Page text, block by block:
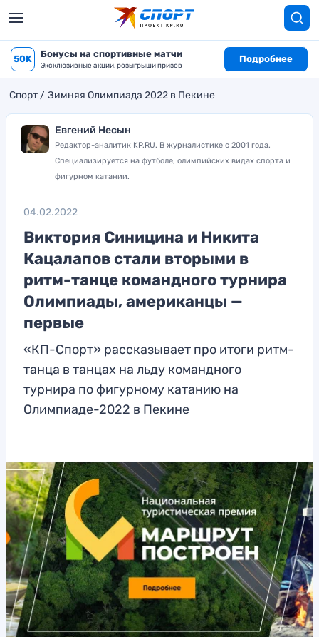
50K Бонусы на спортивные матчи
Эксклюзивные акции, розыгрыши призов
Подробнее
Спорт Зимняя Олимпиада 2022 в Пекине
Евгений Несын
Редактор-аналитик KP.RU. В журналистике с 2001 года.
Специализируется на футболе, олимпийских видах спорта и
фигурном катании.
04.02.2022
Виктория Синицина и Никита
Кацалапов стали вторыми в
ритм-танце командного турнира
Олимпиады, американцы —
первые
«КП-Спорт» рассказывает про итоги ритм-
танца в танцах на льду командного
турнира по фигурному катанию на
Олимпиаде-2022 в Пекине